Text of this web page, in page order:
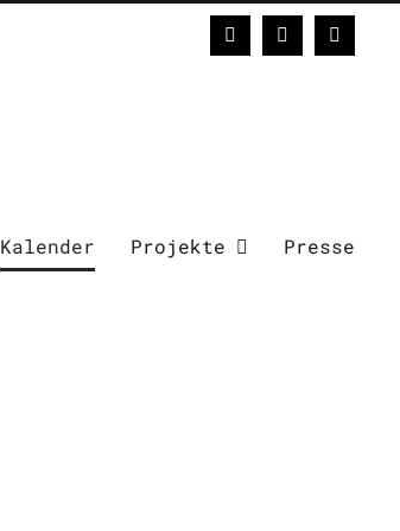
FacebookInstagram
E-
Mail
Kalender Projekte Presse